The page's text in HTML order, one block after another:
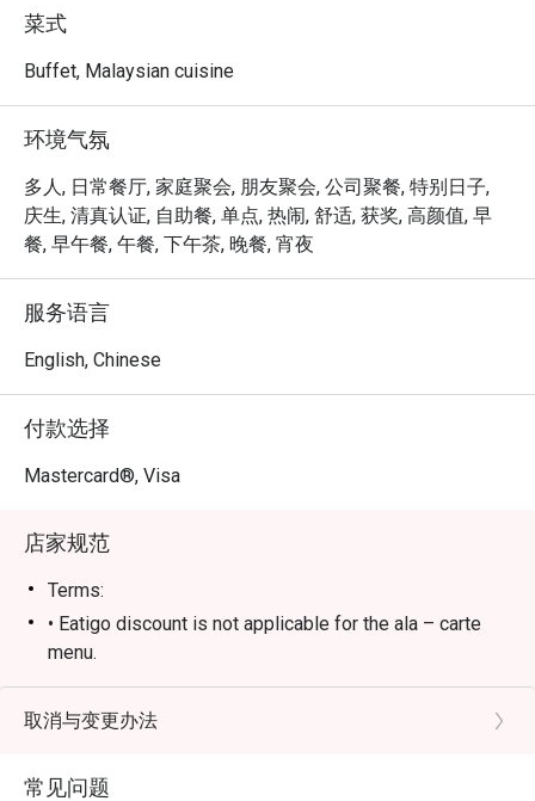
就此展开，将地道的马来西亚风味与备受喜爱的亚洲及西
式经典完美融合。无论是家庭欢聚或好友叙旧，这个热闹
非凡的美食热点，都将为寻求环球味蕾之旅的食客，谱写
无论是想来场便捷的晚餐，或享受一个悠闲的夜晚，这里
的独特魅力都将让您回味无穷：
真正的魅力，在于其如剧场般华丽展开的丰盛餐点。您可
欣赏主厨们在专门的中式与印度料理区大展精湛厨艺，或
的自助盛宴，从地道的马来西亚本土佳肴到暖心治愈的西
式美味，应有尽有，在温馨热闹的氛围中，确保每位食客
都能找到最合心意的选择，开启一场感官盛宴。
适合举办家庭庆祝盛宴、体面的商务午餐，或是与挚友们
的欢乐聚会。
菜式
Buffet, Malaysian cuisine
环境气氛
多人, 日常餐厅, 家庭聚会, 朋友聚会, 公司聚餐, 特别日子,
庆生, 清真认证, 自助餐, 单点, 热闹, 舒适, 获奖, 高颜值, 早
餐, 早午餐, 午餐, 下午茶, 晚餐, 宵夜
服务语言
English, Chinese
付款选择
Mastercard®, Visa
店家规范
Terms:
• Eatigo discount is not applicable for the ala – carte
menu.
• Prices may vary during Public Holidays.
• Children under 6 are free and children aged from 6 to
For children under 12 years old, it does not need to be
取消与变更办法
常见问题